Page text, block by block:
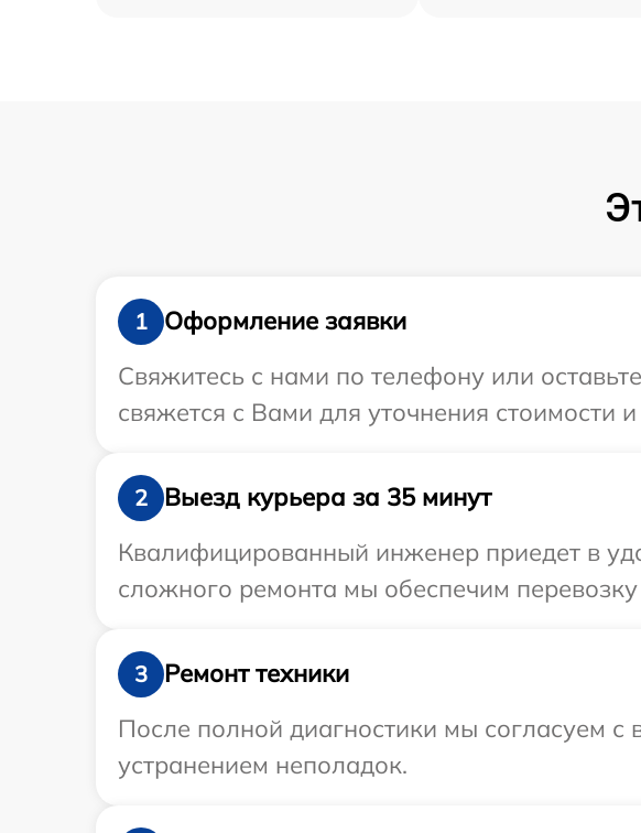
1
Оформление заявки
Свяжитесь с нами по телефону или
свяжется с Вами для уточнения стоимости
2
Выезд курьера за 35 минут
Квалифицированный инженер приедет в
сложного ремонта мы обеспечим
3
Ремонт техники
После полной диагностики мы согласуем
устранением неполадок.